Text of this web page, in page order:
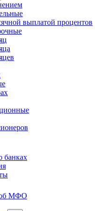
выплатой процентов
банках
МФО